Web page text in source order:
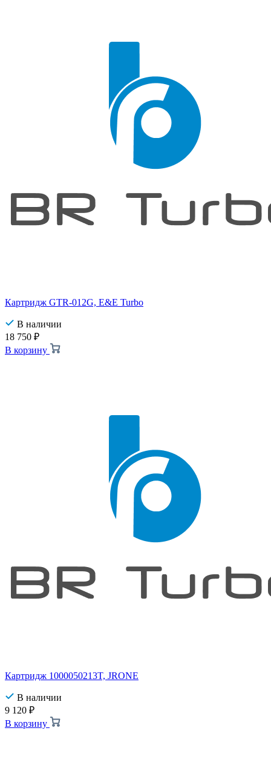
Картридж GTR-012G, E&E Turbo
В наличии
18 750 ₽
В корзину
Картридж 1000050213T, JRONE
В наличии
9 120 ₽
В корзину